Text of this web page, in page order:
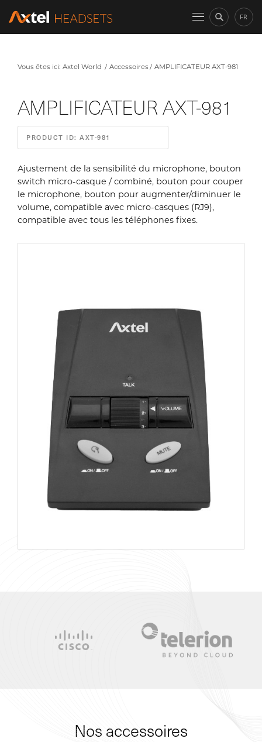
FR
Vous êtes ici: Axtel World Accessoires AMPLIFICATEUR AXT-981
AMPLIFICATEUR AXT-981
PRODUCT ID: AXT-981
Ajustement de la sensibilité du microphone, bouton
switch micro-casque / combiné, bouton pour couper
le microphone, bouton pour augmenter/diminuer le
volume, compatible avec micro-casques (RJ9),
compatible avec tous les téléphones fixes.
Nos accessoires